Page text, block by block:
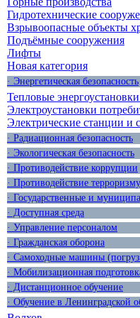
Гидротехнические
Взрывоопасные объекты
Подъёмные сооружения
Лифты
Новая категория
· Энергетическая безопасность
Тепловые
Электроустановки
Электрические станции и
· Радиационная безопасность
· Экологическая безопасность
· Противодействие коррупции
· Противодействие терроризму
· Государственные и
· Доступная среда
· Управление персоналом
· Гражданская оборона
· Самоходные машины
· Мобилизационная
· Дистанционное обучение
· Обучение в Ленинградской